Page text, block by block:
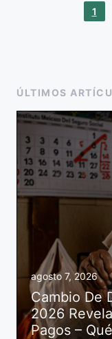
1
ÚLTIMOS
agosto 7, 2026
Cambio De
2026
Pagos –